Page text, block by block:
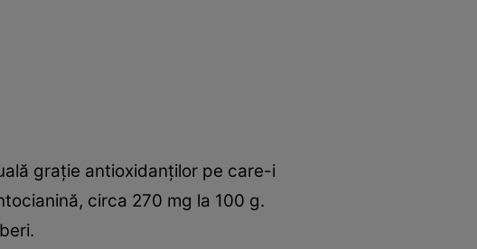
graţie antioxidanţilor pe care-i
circa 270 mg la 100 g.